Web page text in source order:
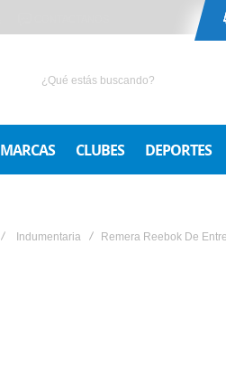
MARCAS CLUBES DEPORTES
Indumentaria Remera Reebok De